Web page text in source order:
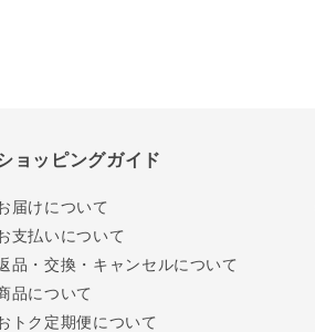
ョッピングガイド
届けについて
支払いについて
品・交換・キャンセルについて
品について
トク定期便について